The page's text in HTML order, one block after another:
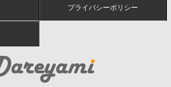
プライバシーポリシー